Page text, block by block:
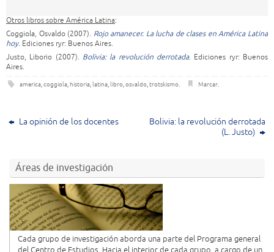
Otros libros sobre América Latina:
Coggiola, Osvaldo (2007). Rojo amanecer. La lucha de clases en América Latina
hoy. Ediciones ryr: Buenos Aires.
Justo, Liborio (2007). Bolivia: la revolución derrotada. Ediciones ryr: Buenos
Aires.
america,coggiola, historia,latina,libro,osvaldo,trotskismo. Marcar.
La opinión de los docentes
Bolivia: la revolución derrotada
(L. Justo)
Áreas de investigación
Cada grupo de investigación aborda una parte del Programa general